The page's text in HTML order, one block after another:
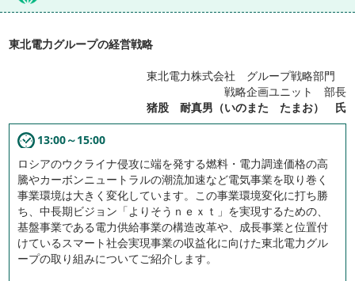
東北電力グループの経営戦略
東北電力株式会社 グループ戦略部門
戦略企画ユニット 部長
猪股 耐真男（いのまた たまお） 氏
13:00～15:00
ロシアのウクライナ侵攻に端を発する燃料・電力調達価格の高
騰やカーボンニュートラルの潮流加速など電気事業を取り巻く
事業環境は大きく変化しています。この事業環境変化に打ち勝
ち、中長期ビジョン「よりそうｎｅｘｔ」を実現するための、
基盤事業である電力供給事業の構造改革や、成長事業と位置付
けているスマート社会実現事業の収益化に向けた東北電力グル
ープの取り組みについてご紹介します。